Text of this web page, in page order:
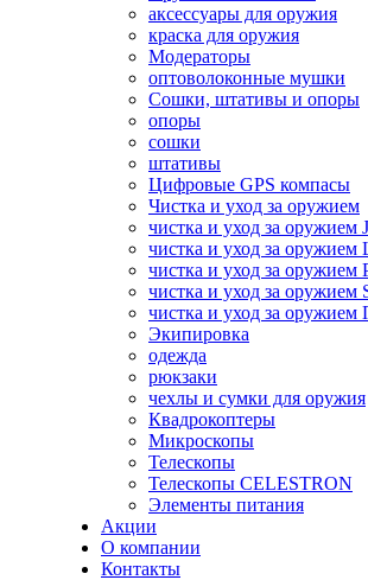
аксессуары для оружия
краска для оружия
Модераторы
оптоволоконные мушки
Сошки, штативы и опоры
опоры
сошки
штативы
Цифровые GPS компасы
Чистка и уход за оружием
чистка и уход за оружием
чистка и уход за оружием
чистка и уход за оружием
чистка и уход за оружием
чистка и уход за
Экипировка
одежда
рюкзаки
чехлы и сумки для оружия
Квадрокоптеры
Микроскопы
Телескопы
Телескопы CELESTRON
Элементы питания
Акции
О компании
Контакты